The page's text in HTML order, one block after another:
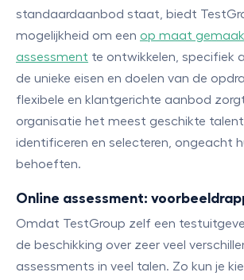
standaardaanbod staat, biedt
mogelijkheid om een op maat
assessment te ontwikkelen, specifiek
de unieke eisen en doelen van de
flexibele en klantgerichte aanbod
organisatie het meest geschikte
identificeren en selecteren, ongeacht
behoeften.
Online assessment:
Omdat TestGroup zelf een
de beschikking over zeer veel
assessments in veel talen. Zo kun je